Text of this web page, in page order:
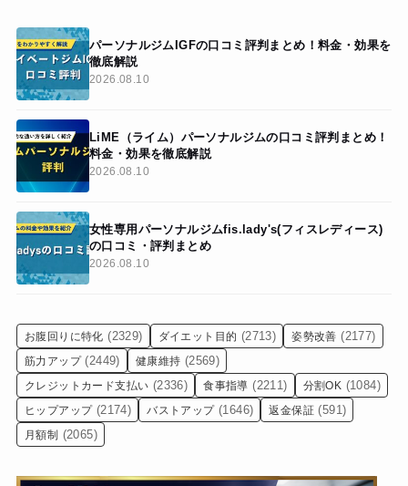
パーソナルジムIGFの口コミ評判まとめ！料金・効果を
徹底解説
2026.08.10
LiME（ライム）パーソナルジムの口コミ評判まとめ！
料金・効果を徹底解説
2026.08.10
女性専用パーソナルジムfis.lady's(フィスレディース)
の口コミ・評判まとめ
2026.08.10
お腹回りに特化 (2329) ダイエット目的 (2713) 姿勢改善 (2177)
筋力アップ (2449) 健康維持 (2569)
クレジットカード支払い (2336) 食事指導 (2211) 分割OK (1084)
ヒップアップ (2174) バストアップ (1646) 返金保証 (591)
月額制 (2065)